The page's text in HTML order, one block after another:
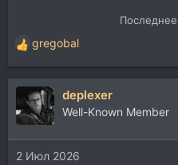
Р
е
а
ц
и
и
:
gregobal
deplexer
Well-Known Member
2 Июл 2026